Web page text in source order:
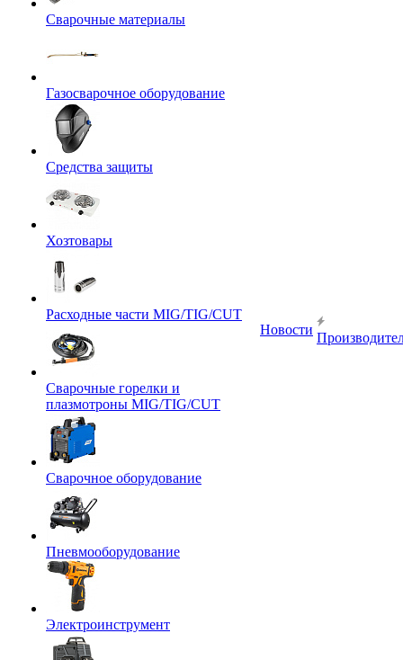
Сварочные материалы
Газосварочное оборудование
Средства защиты
Хозтовары
Расходные части MIG/TIG/CUT
Сварочные горелки и
плазмотроны MIG/TIG/CUT
Сварочное оборудование
Пневмооборудование
Электроинструмент
Новости